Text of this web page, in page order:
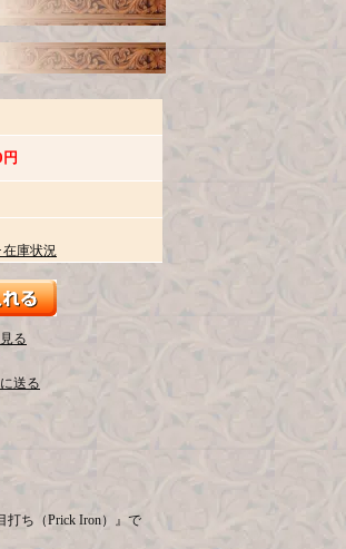
在庫状況
る
送る
打ち（Prick Iron）』で